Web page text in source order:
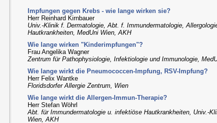
Impfungen gegen Krebs - wie lange wirken sie?
Herr Reinhard Kirnbauer
Univ.-Klinik f. Dermatologie, Abt. f. Immundermatologie,
Hautkrankheiten, MedUni Wien, AKH
Wie lange wirken "Kinderimpfungen"?
Frau Angelika Wagner
Zentrum für Pathophysiologie, Infektiologie und Immunologie,
Wie lange wirkt die Pneumococcen-Impfung, RSV-Impfung?
Herr Felix Wantke
Floridsdorfer Allergie Zentrum, Wien
Wie lange wirkt die Allergen-Immun-Therapie?
Herr Stefan Wöhrl
Abt. für Immundermatologie u. infektiöse Hautkrankheiten, Univ.-
Wien, AKH